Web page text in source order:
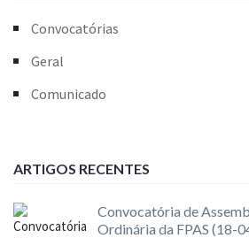
Convocatórias
Geral
Comunicado
ARTIGOS RECENTES
Convocatória de
Ordinária da FPAS (18-